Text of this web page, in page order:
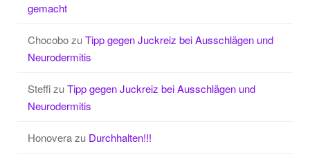
gemacht
ChocobozuTipp gegen Juckreiz bei Ausschlägen und
Neurodermitis
SteffizuTipp gegen Juckreiz bei Ausschlägen und
Neurodermitis
Honoverazu Durchhalten!!!